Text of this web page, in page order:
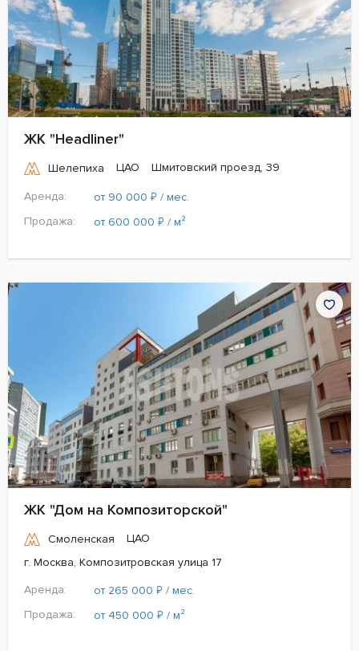
ЖК "Headliner"
Шелепиха ЦАО Шмитовский проезд, 39
Аренда: от 90 000 ₽ / мес.
Продажа:
от 600 000 ₽ / м²
ЖК "Дом на Композиторской"
Смоленская
ЦАО
г. Москва, Композитровская улица 17
Аренда:
от 265 000 ₽ / мес.
Продажа:
от 450 000 ₽ / м²